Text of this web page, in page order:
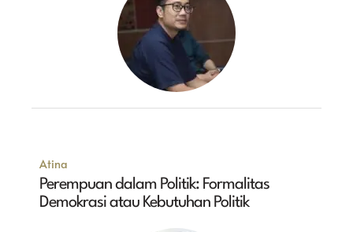
Atina
Perempuan dalam Politik: Formalitas
Demokrasi atau Kebutuhan Politik